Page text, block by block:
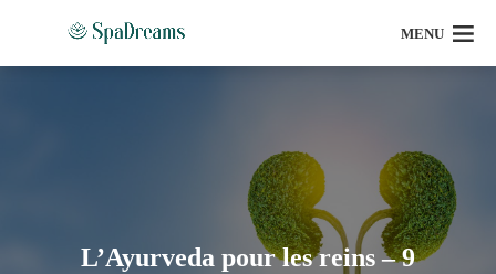
MENU
L’Ayurveda pour les reins – 9